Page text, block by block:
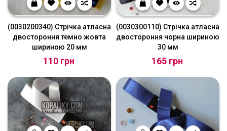
(0030200340) Стрічка атласна
двостороння темно жовта
шириною 20 мм
110 грн
(0030300110) Стрічка атласна
двостороння чорна шириною
30 мм
165 грн